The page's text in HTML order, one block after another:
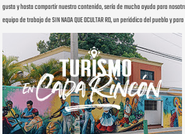
gusta y hasta compartir nuestro contenido, sería de mucha ayuda para
equipo de trabajo de SIN NADA QUE OCULTAR RD, un periódico del pueblo y